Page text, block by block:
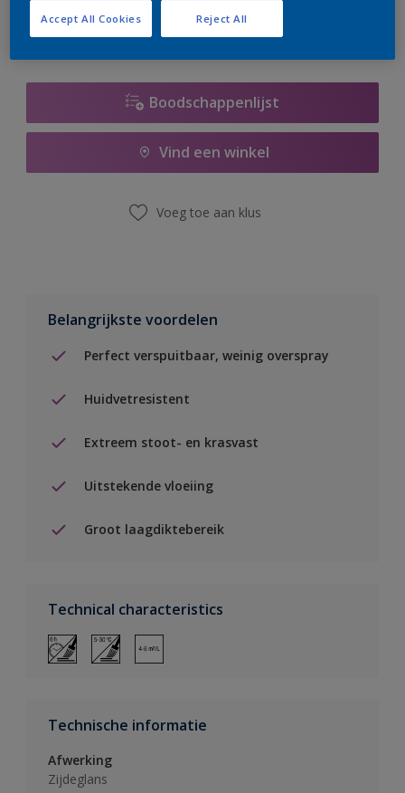
Boodschappenlijst
Vind een winkel
Voeg toe aan klus
Belangrijkste voordelen
Perfect verspuitbaar, weinig overspray
Huidvetresistent
Extreem stoot- en krasvast
Uitstekende vloeiing
Groot laagdiktebereik
Technical characteristics
Technische informatie
Afwerking
Zijdeglans
Reject All
Accept All Cookies